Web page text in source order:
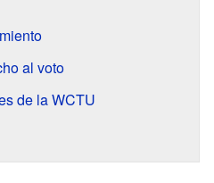
al voto
de la WCTU